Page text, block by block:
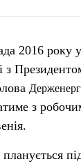
з
з